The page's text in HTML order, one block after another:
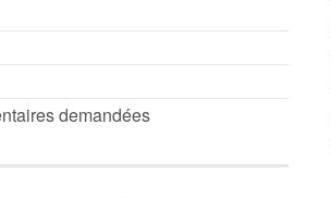
demandées